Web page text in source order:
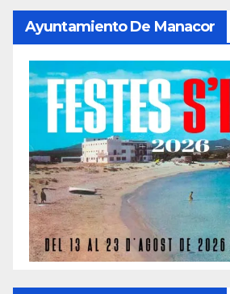
Ayuntamiento De Manacor